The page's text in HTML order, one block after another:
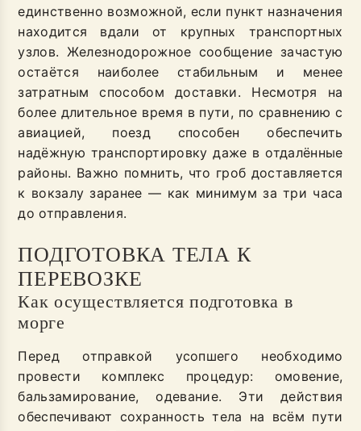
единственно возможной, если пункт назначения
находится вдали от крупных транспортных
узлов. Железнодорожное сообщение зачастую
остаётся наиболее стабильным и менее
затратным способом доставки. Несмотря на
более длительное время в пути, по сравнению с
авиацией, поезд способен обеспечить
надёжную транспортировку даже в отдалённые
районы. Важно помнить, что гроб доставляется
к вокзалу заранее — как минимум за три часа
до отправления.
ПОДГОТОВКА ТЕЛА К
ПЕРЕВОЗКЕ
Как осуществляется подготовка в
морге
Перед отправкой усопшего необходимо
провести комплекс процедур: омовение,
бальзамирование, одевание. Эти действия
обеспечивают сохранность тела на всём пути